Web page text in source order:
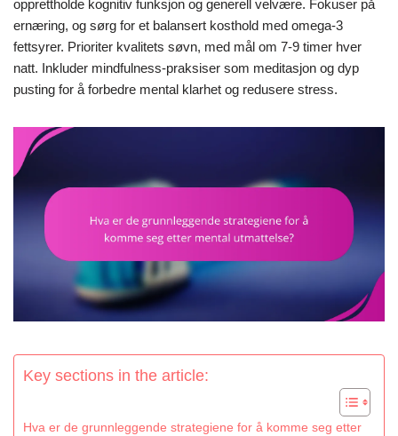
opprettholde kognitiv funksjon og generell velvære. Fokuser på
ernæring, og sørg for et balansert kosthold med omega-3
fettsyrer. Prioriter kvalitets søvn, med mål om 7-9 timer hver
natt. Inkluder mindfulness-praksiser som meditasjon og dyp
pusting for å forbedre mental klarhet og redusere stress.
Key sections in the article:
Hva er de grunnleggende strategiene for å komme seg etter